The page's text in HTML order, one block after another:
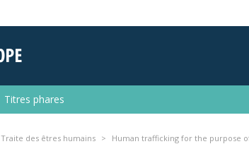
Titres phares
Traite des êtres humains Human trafficking for the purpose